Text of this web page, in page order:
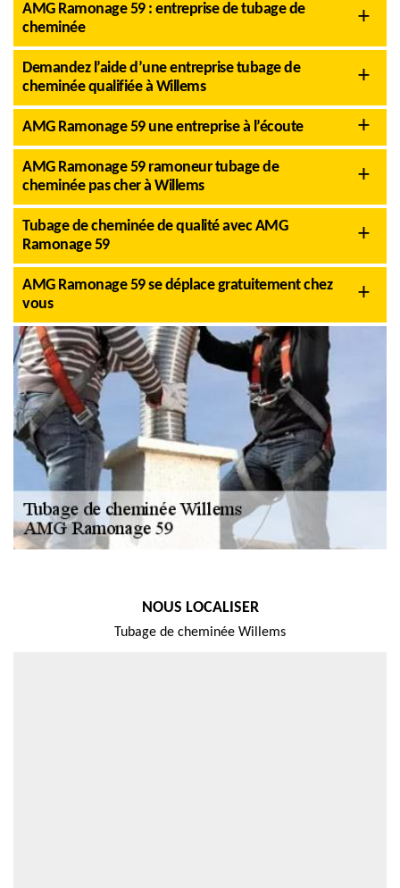
AMG Ramonage 59 : entreprise de tubage de
cheminée
Demandez l’aide d’une entreprise tubage de
cheminée qualifiée à Willems
AMG Ramonage 59 une entreprise à l’écoute
AMG Ramonage 59 ramoneur tubage de
cheminée pas cher à Willems
Tubage de cheminée de qualité avec AMG
Ramonage 59
AMG Ramonage 59 se déplace gratuitement chez
vous
NOUS LOCALISER
Tubage de cheminée Willems